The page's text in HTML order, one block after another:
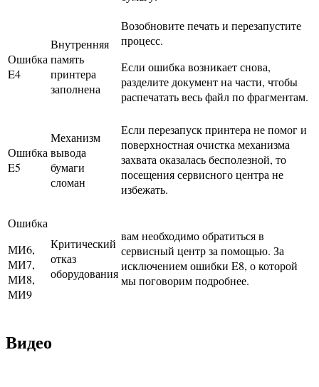
Ошибка
E4
Внутренняя
память
принтера
заполнена
Возобновите печать и перезапустите
процесс.
Если ошибка возникает снова,
разделите документ на части, чтобы
распечатать весь файл по фрагментам.
Ошибка
E5
Механизм
вывода
бумаги
сломан
Если перезапуск принтера не помог и
поверхностная очистка механизма
захвата оказалась бесполезной, то
посещения сервисного центра не
избежать.
Ошибка
МИ6,
МИ7,
МИ8,
МИ9
Критический
отказ
оборудования
вам необходимо обратиться в
сервисный центр за помощью. За
исключением ошибки E8, о которой
мы поговорим подробнее.
Видео